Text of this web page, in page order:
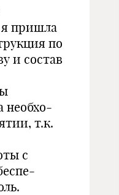
я пришла
по
и состав
необхо-
т.к.
с